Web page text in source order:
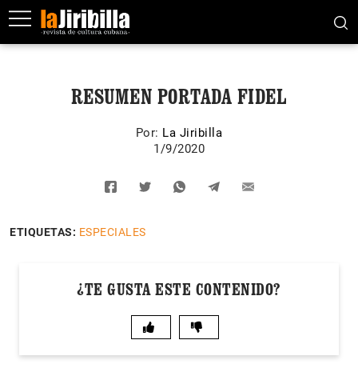
RESUMEN PORTADA FIDEL
Por: La Jiribilla
1/9/2020
ETIQUETAS: ESPECIALES
¿TE GUSTA ESTE CONTENIDO?